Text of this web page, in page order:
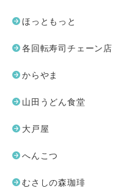
ほっともっと
各回転寿司チェーン店
からやま
山田うどん食堂
大戸屋
へんこつ
むさしの森珈琲